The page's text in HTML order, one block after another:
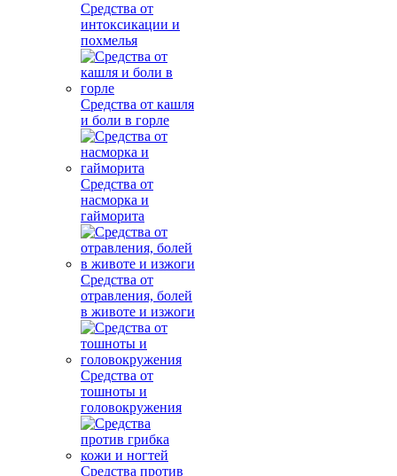
Средства от
интоксикации и
похмелья
Средства от кашля
и боли в горле
Средства от
насморка и
гайморита
Средства от
отравления, болей
в животе и изжоги
Средства от
тошноты и
головокружения
Средства против